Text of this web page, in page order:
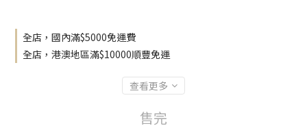
全店，國內滿$5000免運費
全店，港澳地區滿$10000順豐免運
查看更多
售完